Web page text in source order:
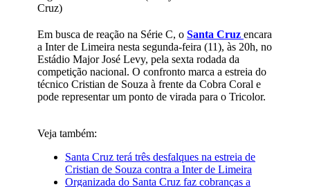
Cruz)
Em busca de reação na Série C, o Santa Cruz encara
a Inter de Limeira nesta segunda-feira (11), às 20h, no
Estádio Major José Levy, pela sexta rodada da
competição nacional. O confronto marca a estreia do
técnico Cristian de Souza à frente da Cobra Coral e
pode representar um ponto de virada para o Tricolor.
Veja também:
Santa Cruz terá três desfalques na estreia de
Cristian de Souza contra a Inter de Limeira
Organizada do Santa Cruz faz cobranças a